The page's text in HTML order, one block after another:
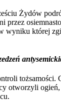
Żydów
przez
wyniku której
otworzyli